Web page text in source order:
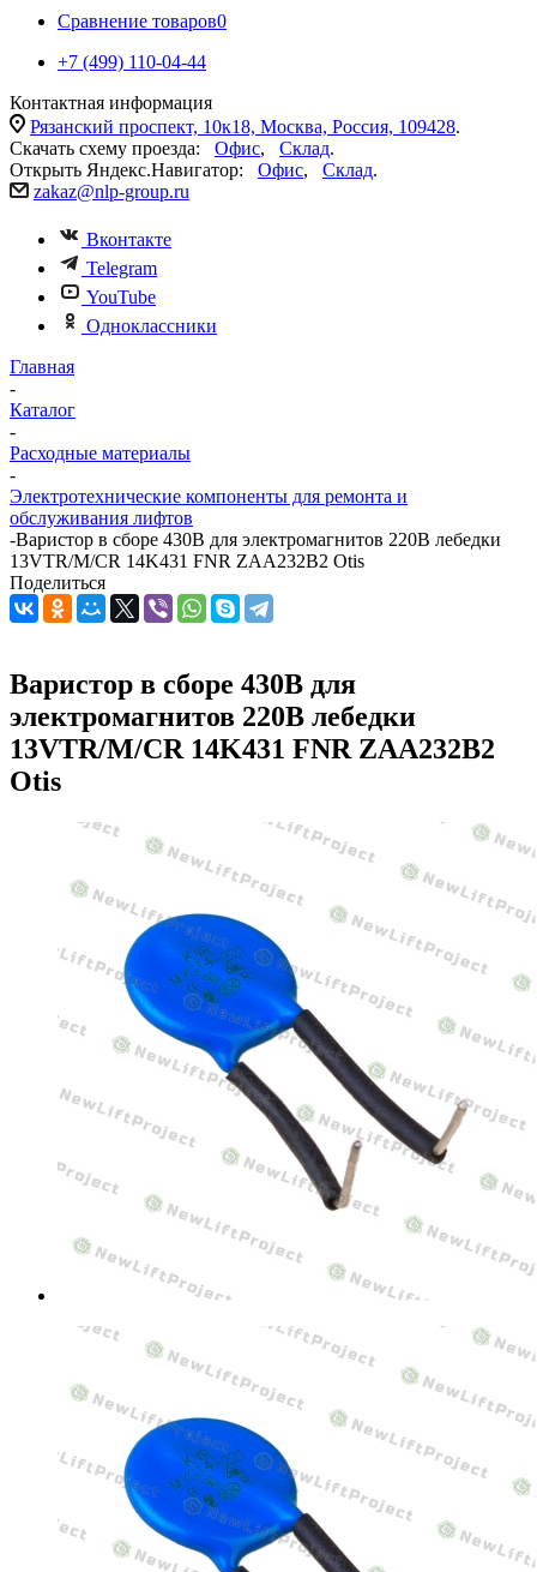
Сравнение товаров0
+7 (499) 110-04-44
Контактная информация
Рязанский проспект, 10к18, Москва, Россия, 109428.
Скачать схему проезда: Офис, Склад.
Открыть Яндекс.Навигатор: Офис, Склад.
zakaz@nlp-group.ru
Вконтакте
Telegram
YouTube
Одноклассники
Главная
-
Каталог
-
Расходные материалы
-
Электротехнические компоненты для ремонта и
обслуживания лифтов
-Варистор в сборе 430В для электромагнитов 220В лебедки
13VTR/M/CR 14K431 FNR ZAA232B2 Otis
Поделиться
Варистор в сборе 430В для
электромагнитов 220В лебедки
13VTR/M/CR 14K431 FNR ZAA232B2
Otis